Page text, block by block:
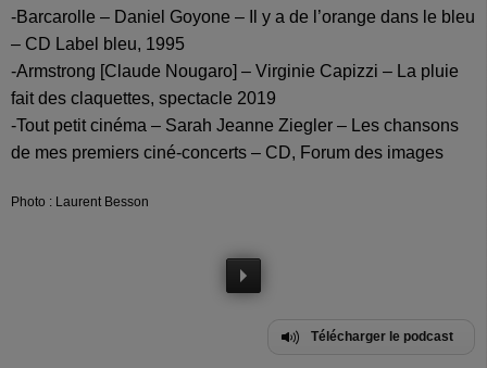
-Barcarolle – Daniel Goyone – Il y a de l’orange dans le bleu
– CD Label bleu, 1995
-Armstrong [Claude Nougaro] – Virginie Capizzi – La pluie
fait des claquettes, spectacle 2019
-Tout petit cinéma – Sarah Jeanne Ziegler – Les chansons
de mes premiers ciné-concerts – CD, Forum des images
Photo : Laurent Besson
Télécharger le podcast